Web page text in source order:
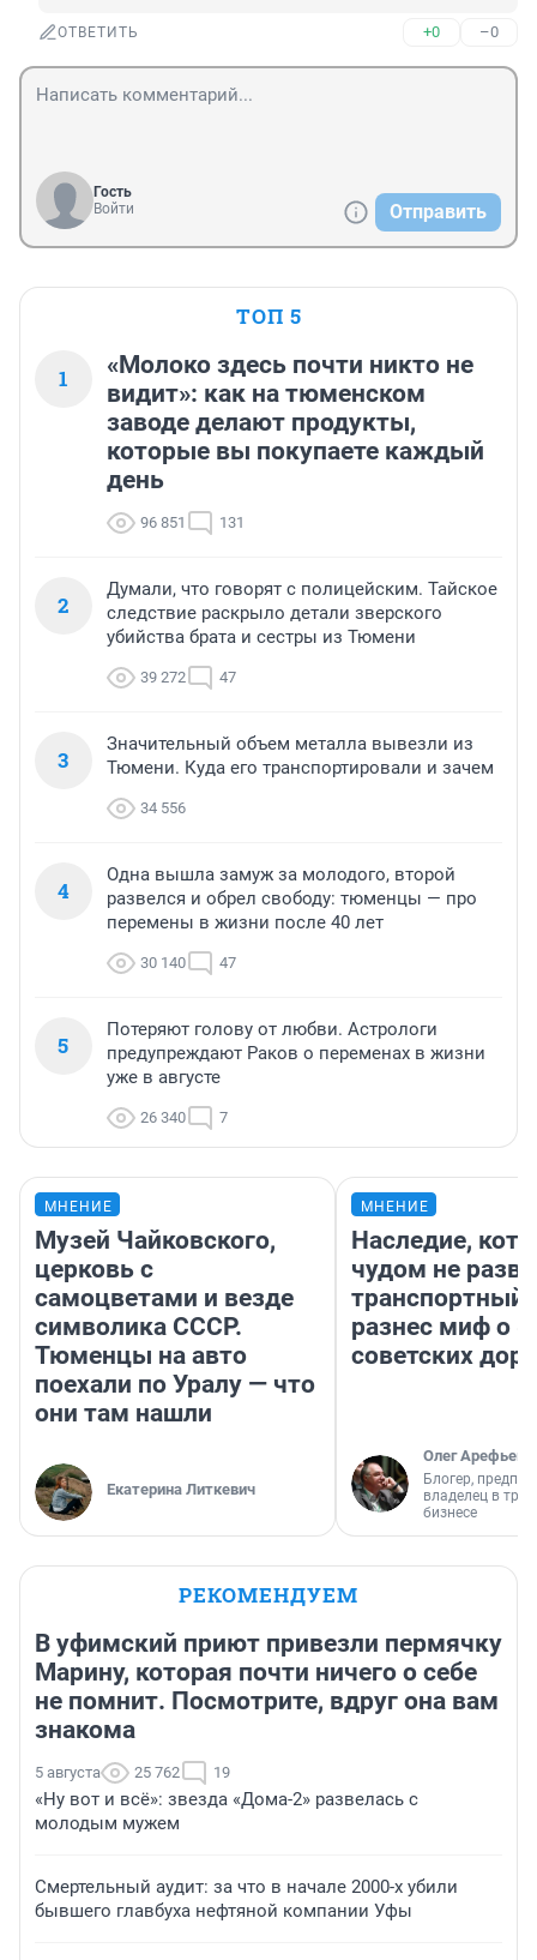
ОТВЕТИТЬ +0 –0
Гость
Войти
Отправить
ТОП 5
1
«Молоко здесь почти никто не
видит»: как на тюменском
заводе делают продукты,
которые вы покупаете каждый
день
96 851 131
2
Думали, что говорят с полицейским. Тайское
следствие раскрыло детали зверского
убийства брата и сестры из Тюмени
39 272 47
3
Значительный объем металла вывезли из
Тюмени. Куда его транспортировали и зачем
34 556
4
Одна вышла замуж за молодого, второй
развелся и обрел свободу: тюменцы — про
перемены в жизни после 40 лет
30 140 47
5
Потеряют голову от любви. Астрологи
предупреждают Раков о переменах в жизни
уже в августе
26 340 7
МНЕНИЕ
Музей Чайковского,
церковь с
самоцветами и везде
символика СССР.
Тюменцы на авто
поехали по Уралу — что
они там нашли
Екатерина Литкевич
МНЕНИЕ
Наследие,
чудом не
транспортный
разнес миф о
советских
Олег Арефьев
Блогер,
владелец в
бизнесе
РЕКОМЕНДУЕМ
В уфимский приют привезли пермячку
Марину, которая почти ничего о себе
не помнит. Посмотрите, вдруг она вам
знакома
5 августа 25 762 19
«Ну вот и всё»: звезда «Дома-2» развелась с
молодым мужем
Смертельный аудит: за что в начале 2000-х убили
бывшего главбуха нефтяной компании Уфы